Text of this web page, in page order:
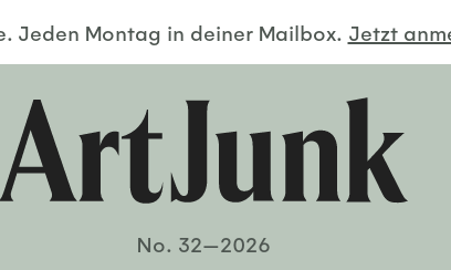
Jeden Montag in deiner Mailbox. Jetzt
No. 32—2026